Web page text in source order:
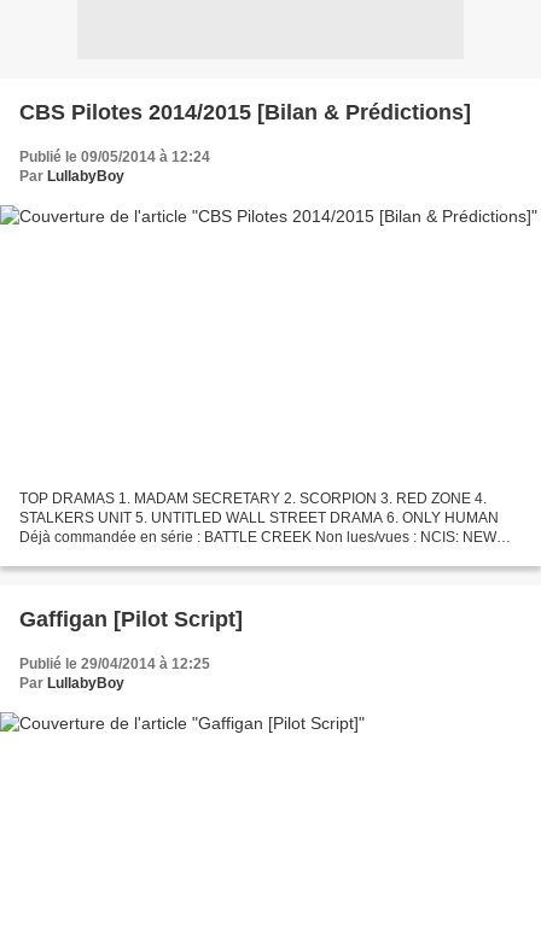
CBS Pilotes 2014/2015 [Bilan & Prédictions]
Publié le 09/05/2014 à 12:24
Par LullabyBoy
TOP DRAMAS 1. MADAM SECRETARY 2. SCORPION 3. RED ZONE 4.
STALKERS UNIT 5. UNTITLED WALL STREET DRAMA 6. ONLY HUMAN
Déjà commandée en série : BATTLE CREEK Non lues/vues : NCIS: NEW
ses...
Gaffigan [Pilot Script]
Publié le 29/04/2014 à 12:25
Par LullabyBoy